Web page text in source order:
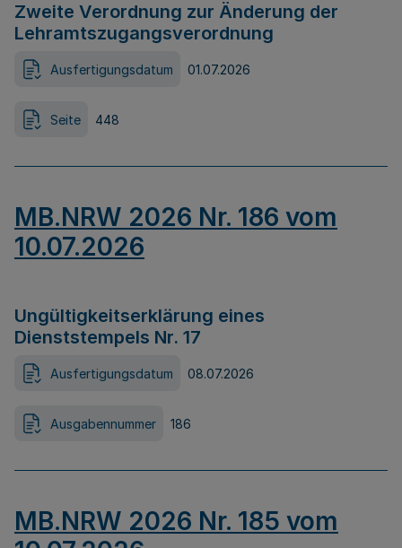
Zweite Verordnung zur Änderung der
Lehramtszugangsverordnung
Ausfertigungsdatum 01.07.2026
Seite 448
MB.NRW 2026 Nr. 186 vom
10.07.2026
Ungültigkeitserklärung eines
Dienststempels Nr. 17
Ausfertigungsdatum 08.07.2026
Ausgabennummer 186
MB.NRW 2026 Nr. 185 vom